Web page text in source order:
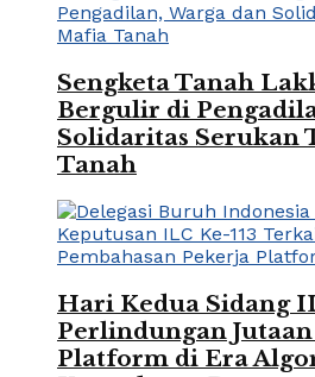
Sengketa Tanah
Bergulir di
Solidaritas Serukan
Tanah
Hari Kedua Sidang
Perlindungan
Platform di Era